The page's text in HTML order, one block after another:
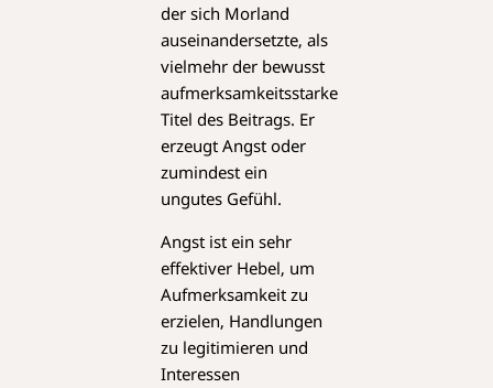
der sich Morland
auseinandersetzte, als
vielmehr der bewusst
aufmerksamkeitsstarke
Titel des Beitrags. Er
erzeugt Angst oder
zumindest ein
ungutes Gefühl.
Angst ist ein sehr
effektiver Hebel, um
Aufmerksamkeit zu
erzielen, Handlungen
zu legitimieren und
Interessen